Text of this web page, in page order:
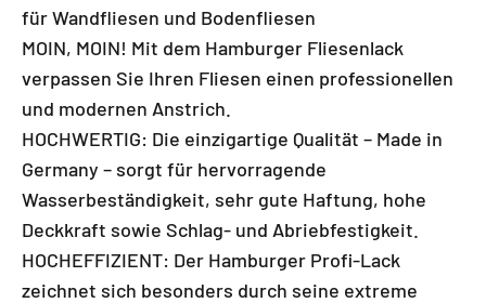
für Wandfliesen und Bodenfliesen
MOIN, MOIN! Mit dem Hamburger Fliesenlack
verpassen Sie Ihren Fliesen einen professionellen
und modernen Anstrich.
HOCHWERTIG: Die einzigartige Qualität – Made in
Germany – sorgt für hervorragende
Wasserbeständigkeit, sehr gute Haftung, hohe
Deckkraft sowie Schlag- und Abriebfestigkeit.
HOCHEFFIZIENT: Der Hamburger Profi-Lack
zeichnet sich besonders durch seine extreme